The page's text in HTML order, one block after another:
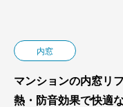
内窓
マンションの内窓リ
熱・防音効果で快適